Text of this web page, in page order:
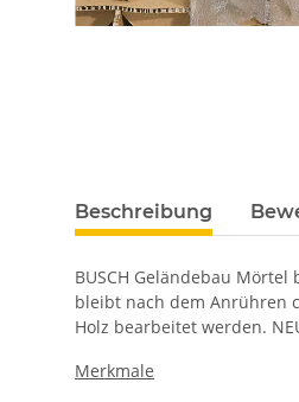
Beschreibung
BUSCH Geländebau
bleibt nach dem Anrühren
Holz bearbeitet werden.
Merkmale